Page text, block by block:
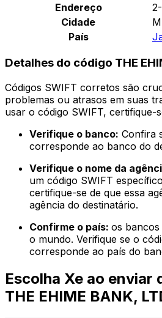
Endereço
Cidade
País
Detalhes do código THE
Códigos SWIFT corretos são
problemas ou atrasos em suas
usar o código SWIFT, certifique-
Verifique o banco: Confira
corresponde ao banco do
Verifique o nome da
um código SWIFT
certifique-se de que essa
agência do destinatário.
Confirme o país: os bancos
o mundo. Verifique se o
corresponde ao país do
Escolha Xe ao enviar
THE EHIME BANK,